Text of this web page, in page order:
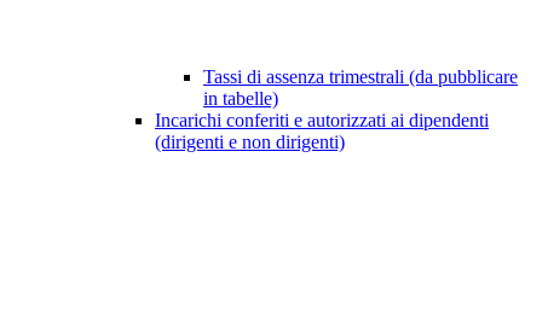
Tassi di assenza trimestrali (da pubblicare
in tabelle)
Incarichi conferiti e autorizzati ai dipendenti
(dirigenti e non dirigenti)